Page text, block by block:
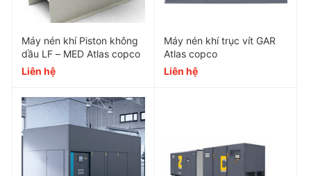
thường xuyên, liên tục.
Chứng nhận nghiêm ngặt, thủ tục kiểm tra chuẩn
đảm bảo không khí được cung cấp đạt chất
lượng cao.
Đa dạng nhiều lợi ích
Quạt hướng tâm (chỉ dành cho ZT làm
mát bằng không khí)
Máy nén khí Piston không
dầu LF – MED Atlas copco
Liên hệ
Máy nén khí trục vít GAR
Atlas copco
Liên hệ